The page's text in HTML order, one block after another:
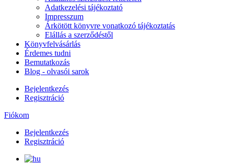
Adatkezelési tájékoztató
Impresszum
Árkötött könyvre vonatkozó tájékoztatás
Elállás a szerződéstől
Könyvfelvásárlás
Érdemes tudni
Bemutatkozás
Blog - olvasói sarok
Bejelentkezés
Regisztráció
Fiókom
Bejelentkezés
Regisztráció